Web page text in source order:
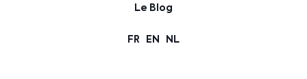
Le Blog
FR EN NL